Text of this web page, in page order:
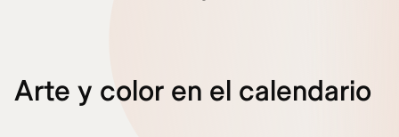
Arte y color en el calendario